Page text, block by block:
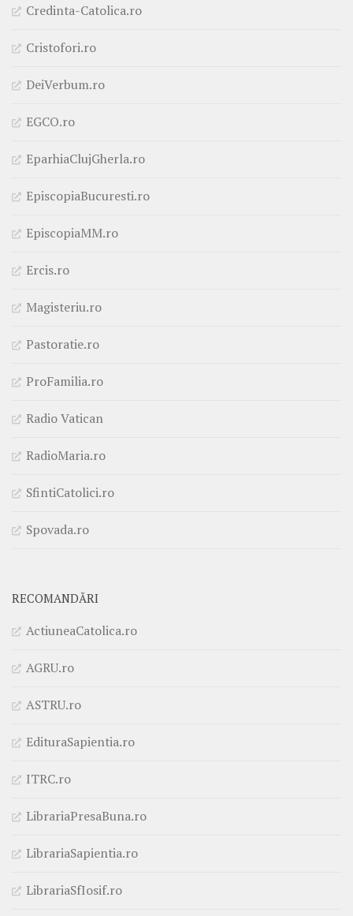
Credinta-Catolica.ro
Cristofori.ro
DeiVerbum.ro
EGCO.ro
EparhiaClujGherla.ro
EpiscopiaBucuresti.ro
EpiscopiaMM.ro
Ercis.ro
Magisteriu.ro
Pastoratie.ro
ProFamilia.ro
Radio Vatican
RadioMaria.ro
SfintiCatolici.ro
Spovada.ro
RECOMANDĂRI
ActiuneaCatolica.ro
AGRU.ro
ASTRU.ro
EdituraSapientia.ro
ITRC.ro
LibrariaPresaBuna.ro
LibrariaSapientia.ro
LibrariaSfIosif.ro